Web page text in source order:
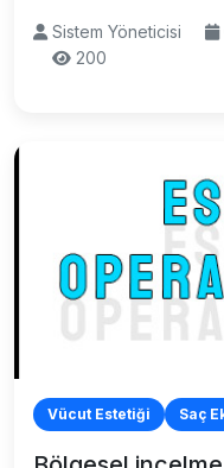
Sistem Yöneticisi
200
Vücut Estetiği Saç